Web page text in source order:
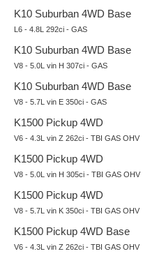
K10 Suburban 4WD Base
L6 - 4.8L 292ci - GAS
K10 Suburban 4WD Base
V8 - 5.0L vin H 307ci - GAS
K10 Suburban 4WD Base
V8 - 5.7L vin E 350ci - GAS
K1500 Pickup 4WD
V6 - 4.3L vin Z 262ci - TBI GAS OHV
K1500 Pickup 4WD
V8 - 5.0L vin H 305ci - TBI GAS OHV
K1500 Pickup 4WD
V8 - 5.7L vin K 350ci - TBI GAS OHV
K1500 Pickup 4WD Base
V6 - 4.3L vin Z 262ci - TBI GAS OHV